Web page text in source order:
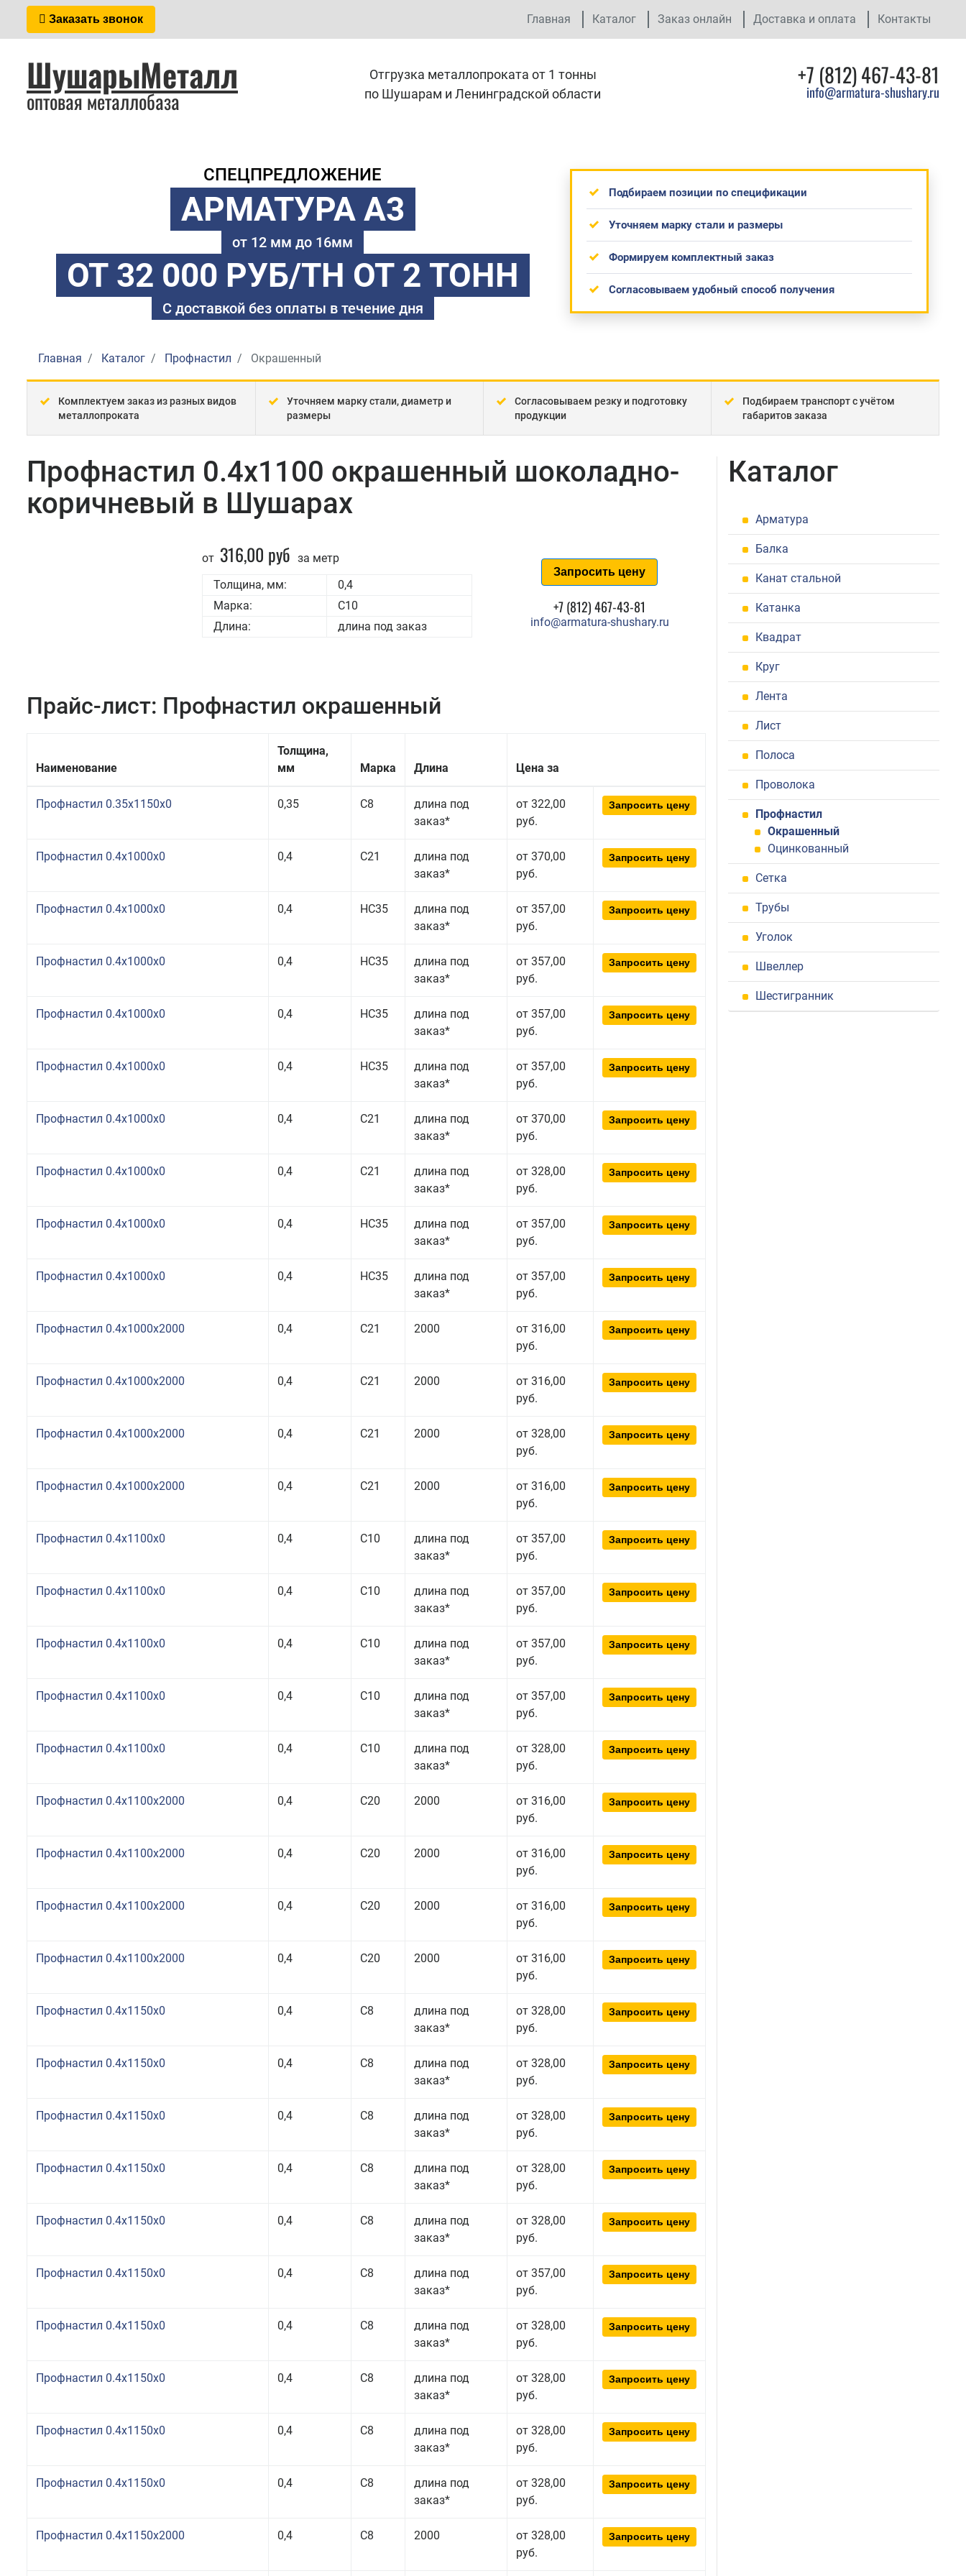
Заказать звонок Главная Каталог Заказ онлайн Доставка и оплата Контакты
ШушарыМеталл
оптовая металлобаза
Отгрузка металлопроката от 1 тонны
по Шушарам и Ленинградской области
+7 (812) 467-43-81
info@armatura-shushary.ru
СПЕЦПРЕДЛОЖЕНИЕ
АРМАТУРА А3
от 12 мм до 16мм
ОТ 32 000 РУБ/ТН ОТ 2 ТОНН
С доставкой без оплаты в течение дня
Подбираем позиции по спецификации
Уточняем марку стали и размеры
Формируем комплектный заказ
Согласовываем удобный способ получения
Главная Каталог Профнастил Окрашенный
Комплектуем заказ из разных видов
металлопроката
Уточняем марку стали, диаметр и
размеры
Согласовываем резку и подготовку
продукции
Подбираем транспорт с учётом
габаритов заказа
Профнастил 0.4x1100 окрашенный шоколадно-
коричневый в Шушарах
от 316,00 руб за метр
Толщина, мм:
0,4
Марка:
С10
Длина:
длина под заказ
Запросить цену
+7 (812) 467-43-81
info@armatura-shushary.ru
Прайс-лист: Профнастил окрашенный
Наименование
Толщина,
мм
Марка Длина Цена за
Профнастил 0.35x1150x0 0,35 С8
длина под
заказ*
от 322,00
руб.
Запросить цену
Профнастил 0.4x1000x0 0,4 С21
длина под
заказ*
от 370,00
руб.
Запросить цену
Профнастил 0.4x1000x0 0,4 НС35
длина под
заказ*
от 357,00
руб.
Запросить цену
Профнастил 0.4x1000x0 0,4 НС35
длина под
заказ*
от 357,00
руб.
Запросить цену
Профнастил 0.4x1000x0 0,4 НС35
длина под
заказ*
от 357,00
руб.
Запросить цену
Профнастил 0.4x1000x0 0,4 НС35
длина под
заказ*
от 357,00
руб.
Запросить цену
Профнастил 0.4x1000x0 0,4 С21
длина под
заказ*
от 370,00
руб.
Запросить цену
Профнастил 0.4x1000x0 0,4 С21
длина под
заказ*
от 328,00
руб.
Запросить цену
Профнастил 0.4x1000x0 0,4 НС35
длина под
заказ*
от 357,00
руб.
Запросить цену
Профнастил 0.4x1000x0 0,4 НС35
длина под
заказ*
от 357,00
руб.
Запросить цену
Профнастил 0.4x1000x2000 0,4 С21 2000
от 316,00
руб.
Запросить цену
Профнастил 0.4x1000x2000 0,4 С21 2000
от 316,00
руб.
Запросить цену
Профнастил 0.4x1000x2000 0,4 С21 2000
от 328,00
руб.
Запросить цену
Профнастил 0.4x1000x2000 0,4 С21 2000
от 316,00
руб.
Запросить цену
Профнастил 0.4x1100x0 0,4 С10
длина под
заказ*
от 357,00
руб.
Запросить цену
Профнастил 0.4x1100x0 0,4 С10
длина под
заказ*
от 357,00
руб.
Запросить цену
Профнастил 0.4x1100x0 0,4 С10
длина под
заказ*
от 357,00
руб.
Запросить цену
Профнастил 0.4x1100x0 0,4 С10
длина под
заказ*
от 357,00
руб.
Запросить цену
Профнастил 0.4x1100x0 0,4 С10
длина под
заказ*
от 328,00
руб.
Запросить цену
Профнастил 0.4x1100x2000 0,4 С20 2000
от 316,00
руб.
Запросить цену
Профнастил 0.4x1100x2000 0,4 С20 2000
от 316,00
руб.
Запросить цену
Профнастил 0.4x1100x2000 0,4 С20 2000
от 316,00
руб.
Запросить цену
Профнастил 0.4x1100x2000 0,4 С20 2000
от 316,00
руб.
Запросить цену
Профнастил 0.4x1150x0 0,4 С8
длина под
заказ*
от 328,00
руб.
Запросить цену
Профнастил 0.4x1150x0 0,4 С8
длина под
заказ*
от 328,00
руб.
Запросить цену
Профнастил 0.4x1150x0 0,4 С8
длина под
заказ*
от 328,00
руб.
Запросить цену
Профнастил 0.4x1150x0 0,4 С8
длина под
заказ*
от 328,00
руб.
Запросить цену
Профнастил 0.4x1150x0 0,4 С8
длина под
заказ*
от 328,00
руб.
Запросить цену
Профнастил 0.4x1150x0 0,4 С8
длина под
заказ*
от 357,00
руб.
Запросить цену
Профнастил 0.4x1150x0 0,4 С8
длина под
заказ*
от 328,00
руб.
Запросить цену
Профнастил 0.4x1150x0 0,4 С8
длина под
заказ*
от 328,00
руб.
Запросить цену
Профнастил 0.4x1150x0 0,4 С8
длина под
заказ*
от 328,00
руб.
Запросить цену
Профнастил 0.4x1150x0 0,4 С8
длина под
заказ*
от 328,00
руб.
Запросить цену
Профнастил 0.4x1150x2000 0,4 С8 2000
от 328,00
руб.
Запросить цену
Каталог
Арматура
Балка
Канат стальной
Катанка
Квадрат
Круг
Лента
Лист
Полоса
Проволока
Профнастил
Окрашенный
Оцинкованный
Сетка
Трубы
Уголок
Швеллер
Шестигранник